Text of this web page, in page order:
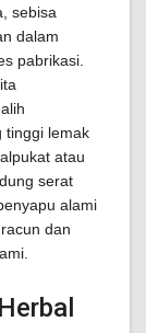
sebisa
dalam
pabrikasi.
tinggi lemak
atau
serat
alami
dan